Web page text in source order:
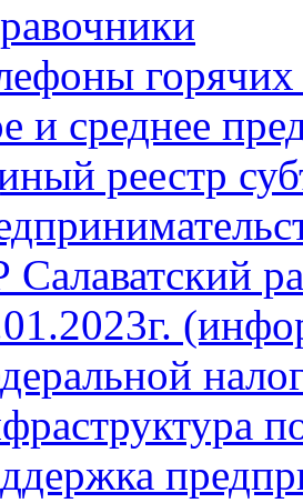
и среднее
реестр